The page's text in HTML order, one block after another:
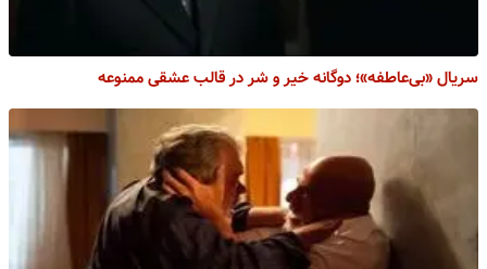
سریال «بی‌عاطفه»؛ دوگانه خیر و شر در قالب عشقی ممنوعه